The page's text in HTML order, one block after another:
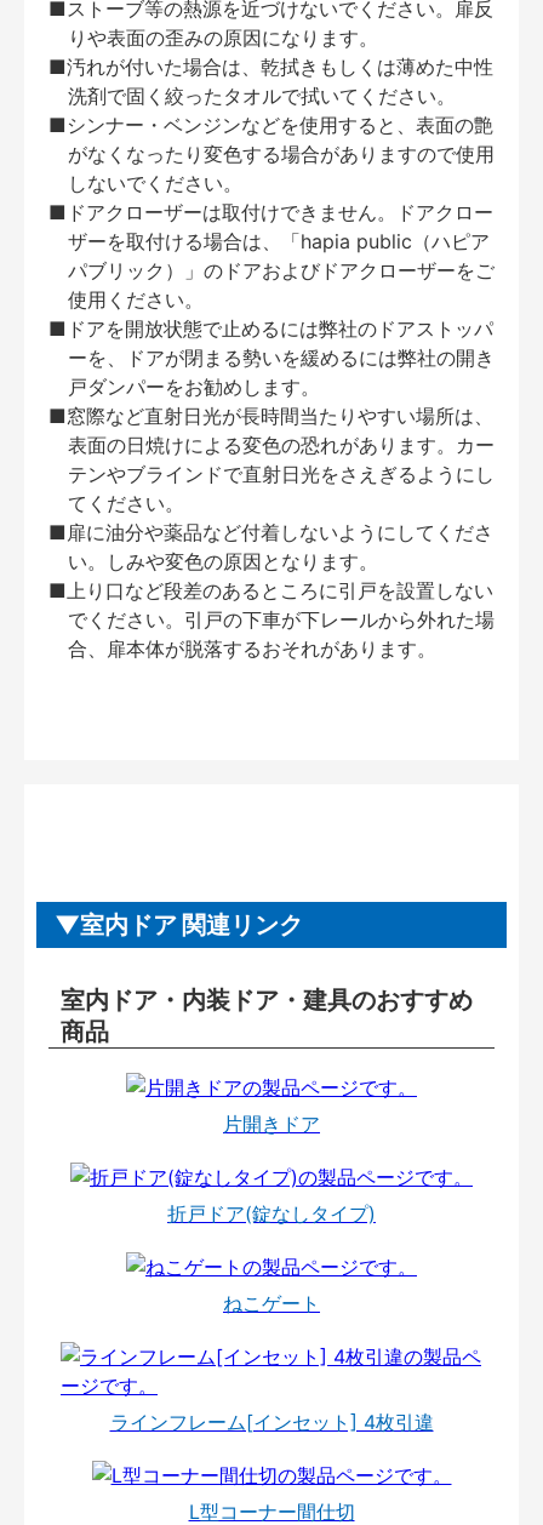
■ストーブ等の熱源を近づけないでください。扉反
りや表面の歪みの原因になります。
■汚れが付いた場合は、乾拭きもしくは薄めた中性
洗剤で固く絞ったタオルで拭いてください。
■シンナー・ベンジンなどを使用すると、表面の艶
がなくなったり変色する場合がありますので使用
しないでください。
■ドアクローザーは取付けできません。ドアクロー
ザーを取付ける場合は、「hapia public（ハピア
パブリック）」のドアおよびドアクローザーをご
使用ください。
■ドアを開放状態で止めるには弊社のドアストッパ
ーを、ドアが閉まる勢いを緩めるには弊社の開き
戸ダンパーをお勧めします。
■窓際など直射日光が長時間当たりやすい場所は、
表面の日焼けによる変色の恐れがあります。カー
テンやブラインドで直射日光をさえぎるようにし
てください。
■扉に油分や薬品など付着しないようにしてくださ
い。しみや変色の原因となります。
■上り口など段差のあるところに引戸を設置しない
でください。引戸の下車が下レールから外れた場
合、扉本体が脱落するおそれがあります。
室内ドア 関連リンク
室内ドア・内装ドア・建具のおすすめ
商品
片開きドア
折戸ドア(錠なしタイプ)
ねこゲート
ラインフレーム[インセット] 4枚引違
L型コーナー間仕切